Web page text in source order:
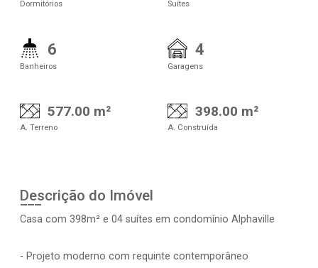
Dormitórios Suítes
6
Banheiros
4
Garagens
577.00 m²
A. Terreno
398.00 m²
A. Construída
Descrição do Imóvel
Casa com 398m² e 04 suítes em condomínio Alphaville
- Projeto moderno com requinte contemporâneo